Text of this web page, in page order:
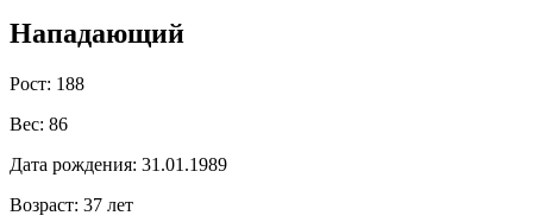
Нападающий
Рост: 188
Вес: 86
Дата рождения: 31.01.1989
Возраст: 37 лет